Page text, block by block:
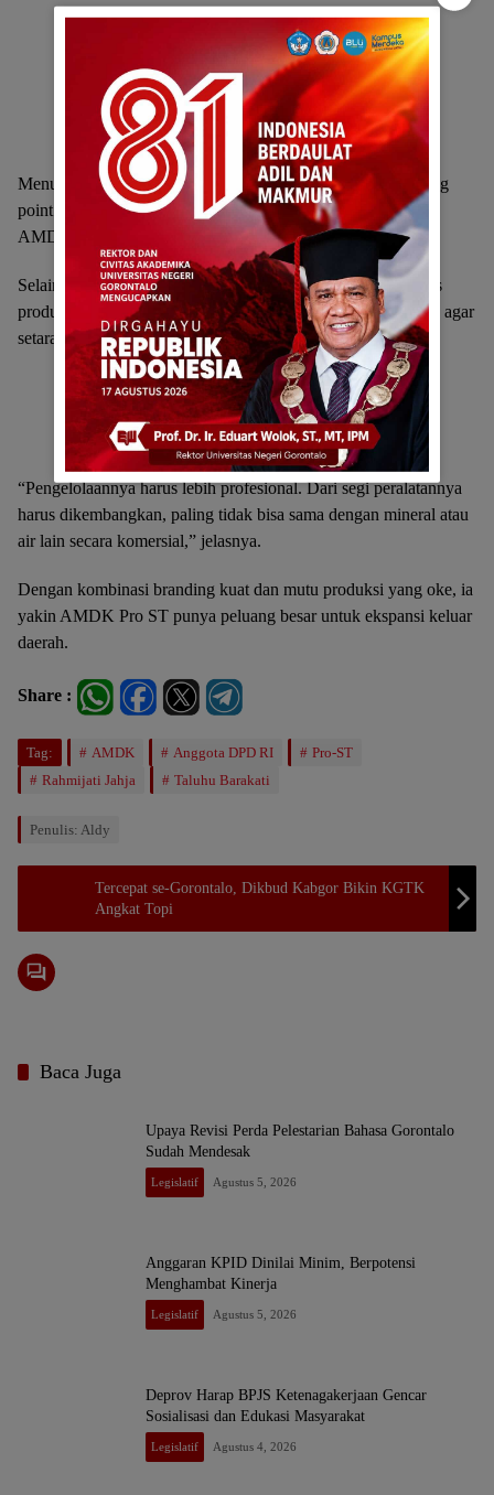
Menurutnya, keyakinan masyarakat itu menjadi unique selling
point yang tidak dimiliki produk lain. Dengan branding ini,
AMDK Pro ST akan lebih mudah diterima pasar.
Selain branding, Rahmijati menekankan peningkatan kualitas
produksi. Standar higienitas dan peralatan harus ditingkatkan agar
setara produk lain.
“Pengelolaannya harus lebih profesional. Dari segi peralatannya
harus dikembangkan, paling tidak bisa sama dengan mineral atau
air lain secara komersial,” jelasnya.
Dengan kombinasi branding kuat dan mutu produksi yang oke, ia
yakin AMDK Pro ST punya peluang besar untuk ekspansi keluar
daerah.
Share :
Tag: AMDK Anggota DPD RI
Pro-ST
Rahmijati Jahja
Taluhu Barakati
Penulis: Aldy
Tercepat se-Gorontalo, Dikbud Kabgor Bikin KGTK
Angkat Topi
Baca Juga
Upaya Revisi Perda Pelestarian Bahasa Gorontalo
Sudah Mendesak
Legislatif Agustus 5, 2026
Anggaran KPID Dinilai Minim, Berpotensi
Menghambat Kinerja
Legislatif Agustus 5, 2026
Deprov Harap BPJS Ketenagakerjaan Gencar
Sosialisasi dan Edukasi Masyarakat
Legislatif Agustus 4, 2026